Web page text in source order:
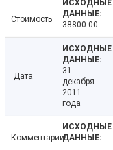
Стоимость
38800.00
Дата
31
декабря
2011
года
Комментарии